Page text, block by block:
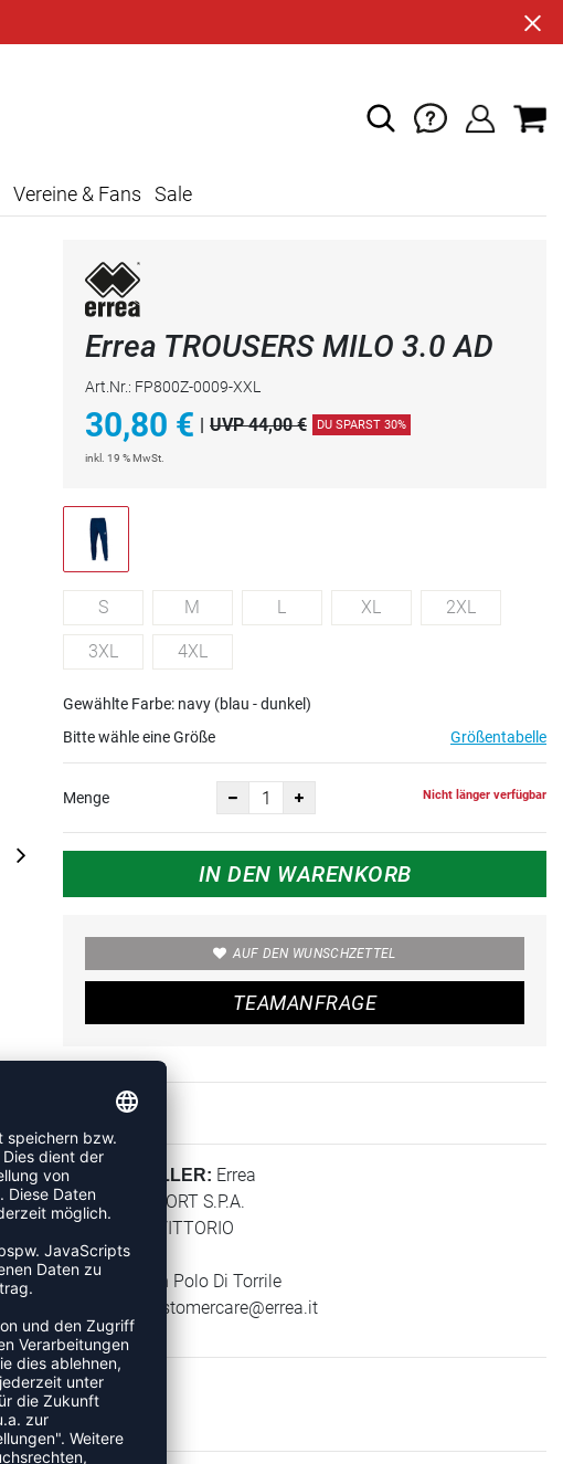
Vereine & Fans Sale
Errea TROUSERS MILO 3.0 AD
Art.Nr.: FP800Z-0009-XXL
30,80 € | UVP 44,00 € DU SPARST 30%
inkl. 19 % MwSt.
S M L XL 2XL
3XL 4XL
Gewählte Farbe: navy (blau - dunkel)
Bitte wähle eine Größe
Größentabelle
Menge Nicht länger verfügbar
IN DEN WARENKORB
AUF DEN WUNSCHZETTEL
TEAMANFRAGE
HERSTELLER: Errea
ERREA' SPORT S.P.A.
VIA G. DI VITTORIO
2/1
43056 San Polo Di Torrile
customercare@errea.it